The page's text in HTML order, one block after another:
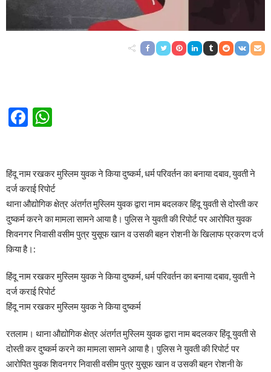
Facebook
हिंदू नाम रखकर मुस्लिम युवक ने किया दुष्कर्म, धर्म परिवर्तन का बनाया दबाव, युवती ने
दर्ज कराई रिपोर्ट
थाना औद्योगिक क्षेत्र अंतर्गत मुस्लिम युवक द्वारा नाम बदलकर हिंदू युवती से दोस्ती कर
दुष्कर्म करने का मामला सामने आया है। पुलिस ने युवती की रिपोर्ट पर आरोपित युवक
शिवनगर निवासी वसीम पुत्र युसूफ खान व उसकी बहन रोशनी के खिलाफ प्रकरण दर्ज
किया है।:
हिंदू नाम रखकर मुस्लिम युवक ने किया दुष्कर्म, धर्म परिवर्तन का बनाया दबाव, युवती ने
दर्ज कराई रिपोर्ट
हिंदू नाम रखकर मुस्लिम युवक ने किया दुष्कर्म
रतलाम। थाना औद्योगिक क्षेत्र अंतर्गत मुस्लिम युवक द्वारा नाम बदलकर हिंदू युवती से
दोस्ती कर दुष्कर्म करने का मामला सामने आया है। पुलिस ने युवती की रिपोर्ट पर
आरोपित युवक शिवनगर निवासी वसीम पुत्र युसूफ खान व उसकी बहन रोशनी के